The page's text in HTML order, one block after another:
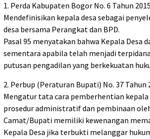
1. Perda Kabupaten Bogor No. 6 Tahun
Mendefinisikan kepala desa sebagai
desa bersama Perangkat dan BPD.
Pasal 95 menyatakan bahwa Kepala Desa
sementara apabila telah menjadi
putusan pengadilan yang berkekuatan
2. Perbup (Peraturan Bupati) No. 37 Tahun
Mengatur tata cara pemberhentian kepala
prosedur administratif dan pembinaan
Camat/Bupati memiliki kewenangan
Kepala Desa jika terbukti melanggar